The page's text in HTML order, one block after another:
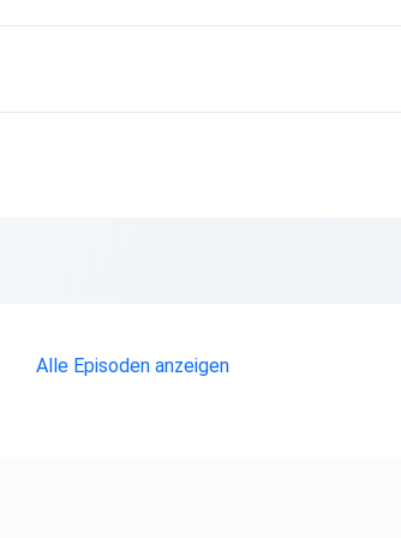
Alle Episoden anzeigen